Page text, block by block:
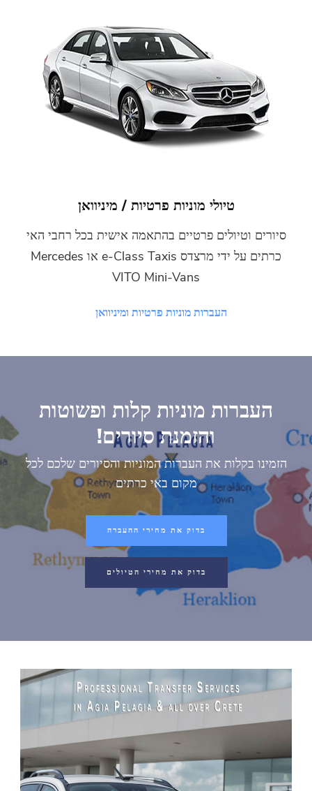
טיולי מוניות פרטיות / מיניוואן
פרטיים בהתאמה אישית בכל רחבי האי
כרתים על ידי מרצדס e-Class Taxis או Mercedes
VITO Mini-Vans
העברות מוניות פרטיות ומיניוואן
מוניות קלות ופשוטות
והזמנת סיורים!
את העברות המוניות והסיורים שלכם לכל
מקום באי כרתים
בדוק את מחירי ההעברה
בדוק את מחירי הטיולים